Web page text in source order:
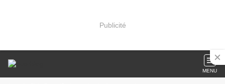
Publicité
MENU